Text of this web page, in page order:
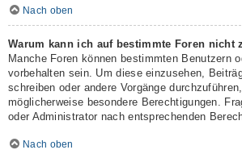
Nach oben
Warum kann ich auf bestimmte Foren nicht
Manche Foren können bestimmten Benutzern
vorbehalten sein. Um diese einzusehen,
schreiben oder andere Vorgänge
möglicherweise besondere Berechtigungen.
oder Administrator nach entsprechenden
Nach oben